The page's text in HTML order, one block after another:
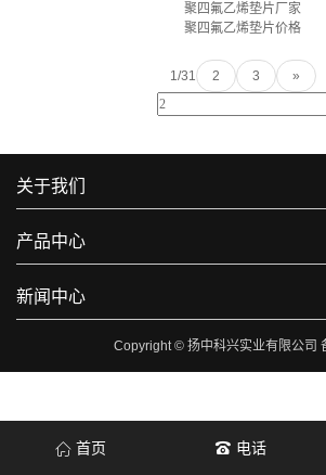
聚四氟乙烯垫片厂家
聚四氟乙烯垫片价格
1/31 2 3 »
关于我们
产品中心
新闻中心
Copyright © 扬中科兴实业有限公司
首页 电话